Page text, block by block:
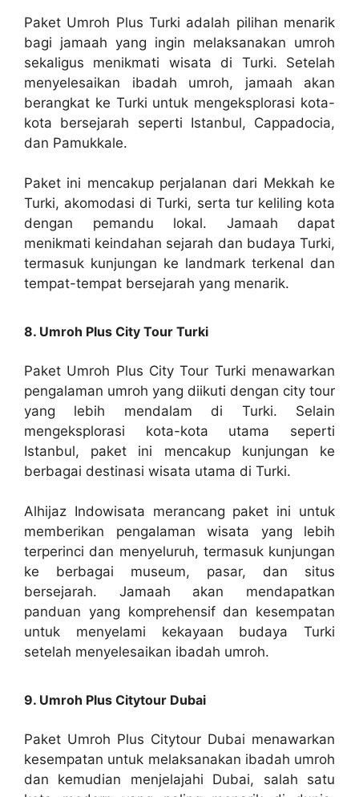
Paket Umroh Plus Turki adalah pilihan menarik
bagi jamaah yang ingin melaksanakan umroh
sekaligus menikmati wisata di Turki. Setelah
menyelesaikan ibadah umroh, jamaah akan
berangkat ke Turki untuk mengeksplorasi kota-
kota bersejarah seperti Istanbul, Cappadocia,
dan Pamukkale.
Paket ini mencakup perjalanan dari Mekkah ke
Turki, akomodasi di Turki, serta tur keliling kota
dengan pemandu lokal. Jamaah dapat
menikmati keindahan sejarah dan budaya Turki,
termasuk kunjungan ke landmark terkenal dan
tempat-tempat bersejarah yang menarik.
8. Umroh Plus City Tour Turki
Paket Umroh Plus City Tour Turki menawarkan
pengalaman umroh yang diikuti dengan city tour
yang lebih mendalam di Turki. Selain
mengeksplorasi kota-kota utama seperti
Istanbul, paket ini mencakup kunjungan ke
berbagai destinasi wisata utama di Turki.
Alhijaz Indowisata merancang paket ini untuk
memberikan pengalaman wisata yang lebih
terperinci dan menyeluruh, termasuk kunjungan
ke berbagai museum, pasar, dan situs
bersejarah. Jamaah akan mendapatkan
panduan yang komprehensif dan kesempatan
untuk menyelami kekayaan budaya Turki
setelah menyelesaikan ibadah umroh.
9. Umroh Plus Citytour Dubai
Paket Umroh Plus Citytour Dubai menawarkan
kesempatan untuk melaksanakan ibadah umroh
dan kemudian menjelajahi Dubai, salah satu